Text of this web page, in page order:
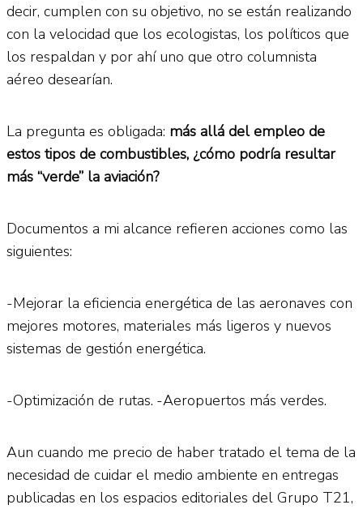
decir, cumplen con su objetivo, no se están realizando
con la velocidad que los ecologistas, los políticos que
los respaldan y por ahí uno que otro columnista
aéreo desearían.
La pregunta es obligada: más allá del empleo de
estos tipos de combustibles, ¿cómo podría resultar
más “verde” la aviación?
Documentos a mi alcance refieren acciones como las
siguientes:
-Mejorar la eficiencia energética de las aeronaves con
mejores motores, materiales más ligeros y nuevos
sistemas de gestión energética.
-Optimización de rutas. -Aeropuertos más verdes.
Aun cuando me precio de haber tratado el tema de la
necesidad de cuidar el medio ambiente en entregas
publicadas en los espacios editoriales del Grupo T21,